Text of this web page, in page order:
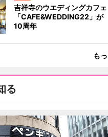
吉祥寺のウエディングカフェ
「CAFE&WEDDING22」が
10周年
も
る